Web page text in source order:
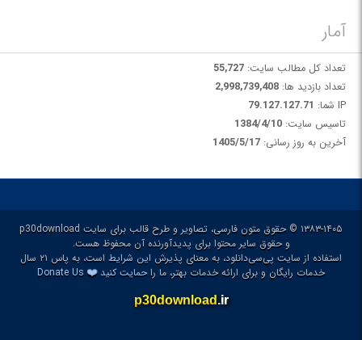
آمار
تعداد کل مطالب سایت: 55,727
تعداد بازدید ها: 2,998,739,408
IP شما:
79.127.127.71
تاسیس سایت: 1384/4/10
آخرین به روز رسانی: 1405/5/17
۱۳۸۳-۱۴۰۵ © حقوق متون فارسی، تصاویر و طرح قالب برای سایت p30download
و حقوق سایر محتوا برای پدیدآورنده آن محفوظ هست.
استفاده از سایت پی‌سی‌دانلود، به معنای پذیرش این شرایط
است، به پاس ۲۱ سال
خدمات رایگان و برای ارائه خدمات بهتر، ما راحمایت کنید❤️
p30download